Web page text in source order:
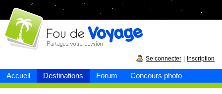
Accueil Destinations Forum Concours photo
Fou devoyage
Se connecter Inscription